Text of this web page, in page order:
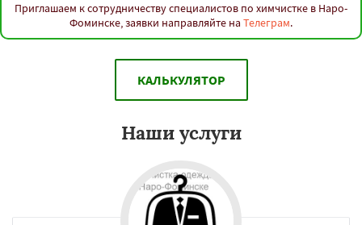
Приглашаем к сотрудничеству специалистов по химчистке в Наро-
Фоминске, заявки направляйте на Телеграм.
КАЛЬКУЛЯТОР
Наши услуги